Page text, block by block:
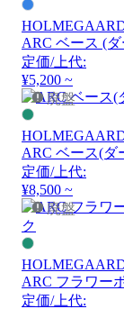
ARC ベース (
定価/上代:
¥5,200 ~
廃盤
ARC ベース(ダ
定価/上代:
¥8,500 ~
廃盤
ARC フラワー
定価/上代: